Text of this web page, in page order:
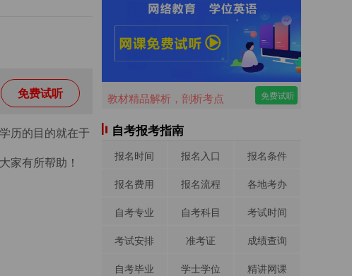
免费试听
历的目的就在于
家有所帮助！
教材精品解析，剖析考点 免费试听
自考报考指南
报名时间 报名入口
报名条件
报名费用
报名流程
各地考办
自考专业
自考科目
考试时间
考试安排
准考证
成绩查询
自考毕业
学士学位 精讲网课